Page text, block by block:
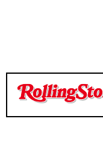
TEMPO DI LETTURA
TEMPO DI LETTURA